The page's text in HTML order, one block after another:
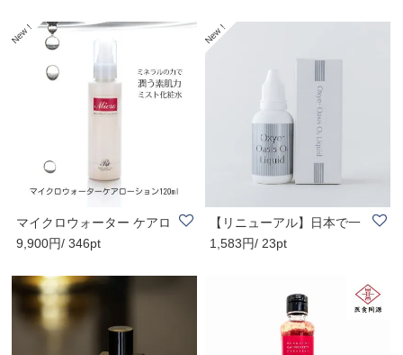
マイクロウォーター ケアロ
ーション 120ml
9,900円/ 346pt
【リニューアル】日本で一
番売れている酸..
1,583円/ 23pt